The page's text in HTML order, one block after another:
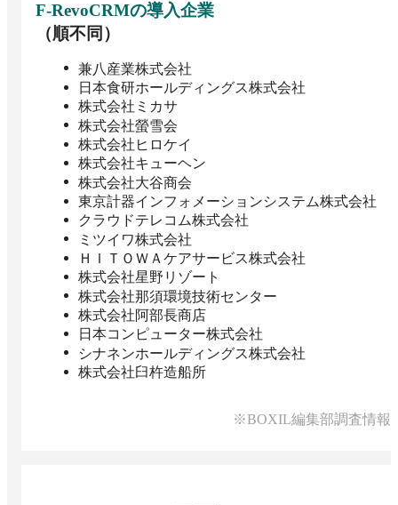
F-RevoCRMの導入企業
（順不同）
兼八産業株式会社
日本食研ホールディングス株式会社
株式会社ミカサ
株式会社螢雪会
株式会社ヒロケイ
株式会社キューヘン
株式会社大谷商会
東京計器インフォメーションシステム株式会社
クラウドテレコム株式会社
ミツイワ株式会社
ＨＩＴＯＷＡケアサービス株式会社
株式会社星野リゾート
株式会社那須環境技術センター
株式会社阿部長商店
日本コンピューター株式会社
シナネンホールディングス株式会社
株式会社臼杵造船所
※BOXIL編集部調査情報